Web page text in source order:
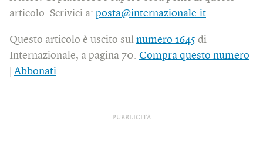
articolo. Scrivici a: posta@internazionale.it
Questo articolo è uscito sul numero 1645 di
Internazionale, a pagina 70. Compra questo numero
Abbonati
PUBBLICITÀ